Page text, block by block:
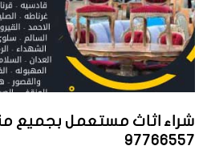
شراء اثاث مستعمل بجميع
97766557